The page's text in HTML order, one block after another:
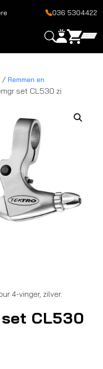
036 5304422
/ Remmen en
set CL530 zi
4-vinger, zilver.
CL530